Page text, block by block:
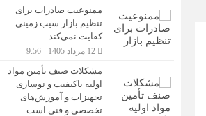
ممنوعیت صادرات برای
تنظیم بازار سیب زمینی
کفایت نمی‌کند
مشکلات صنف تأمین مواد
اولیه باکیفیت و نوسازی
تجهیزات و آموزش‌های
تخصصی و فنی است